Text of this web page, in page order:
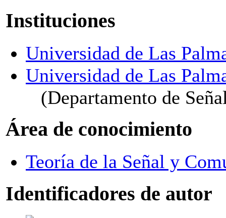
Instituciones
Universidad de Las
Universidad de Las
(Departamento de
Área de conocimiento
Teoría de la Señal y
Identificadores de autor